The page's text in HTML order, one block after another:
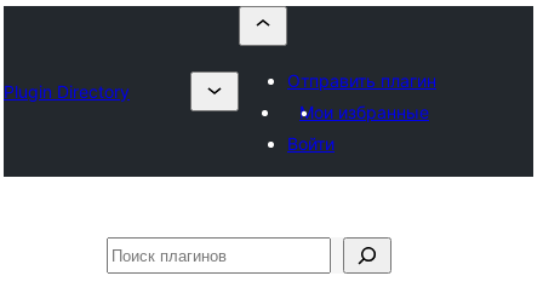
Plugin Directory
Отправить плагин
Мои избранные
Войти
Поиск